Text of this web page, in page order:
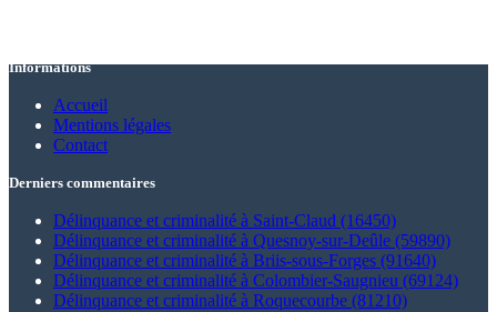
Informations
Accueil
Mentions légales
Contact
Derniers commentaires
Délinquance et criminalité à Saint-Claud (16450)
Délinquance et criminalité à Quesnoy-sur-Deûle (59890)
Délinquance et criminalité à Briis-sous-Forges (91640)
Délinquance et criminalité à Colombier-Saugnieu (69124)
Délinquance et criminalité à Roquecourbe (81210)